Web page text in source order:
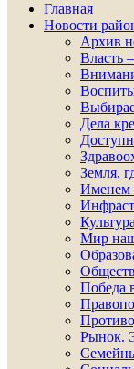
Главная
Новости
Архив
Власть
Дела
Земля,
Именем
Культура
Мир
Победа
Рынок.